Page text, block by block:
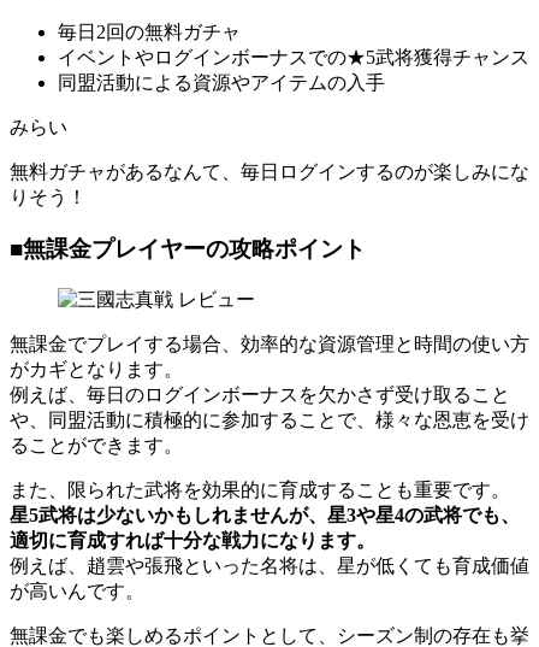
毎日2回の無料ガチャ
イベントやログインボーナスでの★5武将獲得チャンス
同盟活動による資源やアイテムの入手
みらい
無料ガチャがあるなんて、毎日ログインするのが楽しみにな
りそう！
■無課金プレイヤーの攻略ポイント
無課金でプレイする場合、効率的な資源管理と時間の使い方
がカギとなります。
例えば、毎日のログインボーナスを欠かさず受け取ること
や、同盟活動に積極的に参加することで、様々な恩恵を受け
ることができます。
また、限られた武将を効果的に育成することも重要です。
星5武将は少ないかもしれませんが、星3や星4の武将でも、
適切に育成すれば十分な戦力になります。
例えば、趙雲や張飛といった名将は、星が低くても育成価値
が高いんです。
無課金でも楽しめるポイントとして、シーズン制の存在も挙